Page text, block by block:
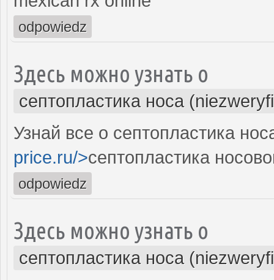
odpowiedz
Здесь можно узнать о
септопластика носа
Узнай все о септопластика
price.ru/>септопластика
odpowiedz
Здесь можно узнать о
септопластика носа